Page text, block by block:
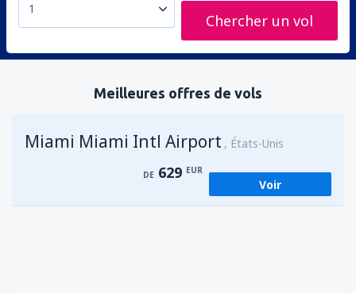
1
Chercher un vol
Meilleures offres de vols
Miami Miami Intl Airport États-Unis
DE 629 EUR
Voir